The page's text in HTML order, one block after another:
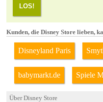
LOS!
Kunden, die Disney Store lieben,
Disneyland Paris
babymarkt.de Spiele
Über Disney Store